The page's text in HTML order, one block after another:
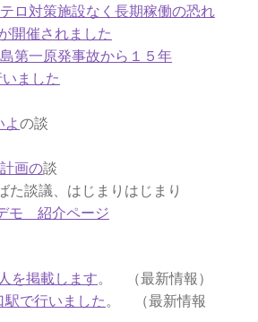
対策施設なく長期稼働の恐れ
開催されました
一原発事故から１５年
ました
よの談
画の談
談議、はじまりはじまり
モ 紹介ページ
を掲載します。 （最新情報）
で行いました。 （最新情報